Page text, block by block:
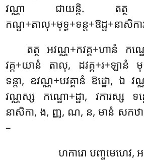
វណ្ណា ជាយន្តិ. តត្
កណ្ឋ+តាលុ+មុទ្ធ+ទន្ត+ឱដ្ឋ+នាសិក
តត្ថ អវណ្ណ+កវគ្គ+ហានំ ក
វគ្គ+យានំ តាលុ, ដវគ្គ+រ+ឡានំ មុ
ទន្តា, ឧវណ្ណ+បវគ្គានំ ឱដ្ឋោ, ឯ
វណ្ណស្ស កណ្ឋោ+ដ្ឋា, វការស្ស ទន្
នាសិកា, ង, ញ្ញ, ណ, ន, មានំ សកឋា
–
ហការោ បញ្ចមេហេវ,